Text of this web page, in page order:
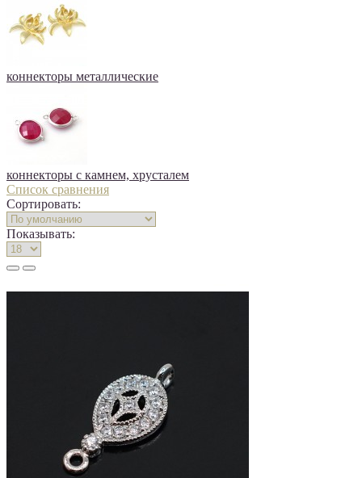
коннекторы металлические
коннекторы с камнем, хрусталем
Список сравнения
Сортировать:
Показывать: